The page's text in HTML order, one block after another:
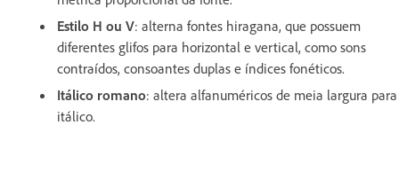
Estilo H ou V: alterna fontes hiragana, que possuem
diferentes glifos para horizontal e vertical, como sons
contraídos, consoantes duplas e índices fonéticos.
Itálico romano: altera alfanuméricos de meia largura para
itálico.